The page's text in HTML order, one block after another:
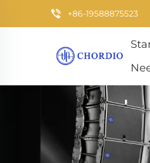
+86-19588875523